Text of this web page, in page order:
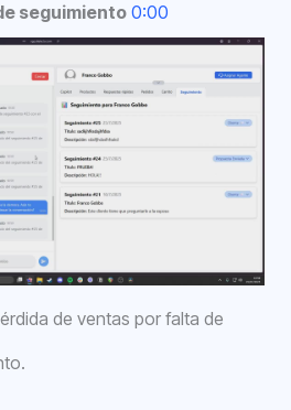
seguimiento 0:00
de ventas por falta de